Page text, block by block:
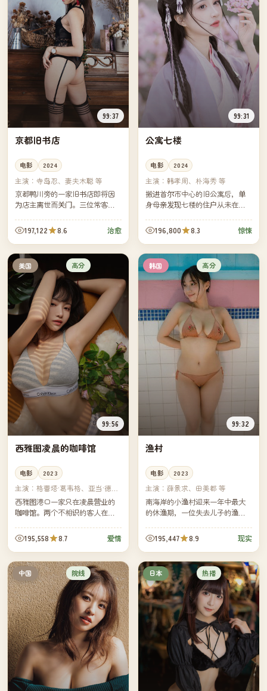
99:37
京都旧书店
电影 2024
主演： 寺岛忍、妻夫木聪 等
京都鸭川旁的一家旧书店即将因
为店主离世而关门。三位常客自
书一一整理、写下小卡片、再赠
送出去。
197,122 8.6 治愈
99:31
公寓七楼
电影 2024
主演：韩孝周、朴海秀 等
搬进首尔市中心的旧公寓后，单
身母亲发现七楼的住户从未在白
她带进了这栋楼三十年来没人想
再翻开的一段历史。
196,800 8.3 惊悚
美国 高分
99:56
西雅图凌晨的咖啡馆
电影 2023
主演： 格蕾塔·葛韦格、亚当·德赖
弗 等
西雅图港口一家只在凌晨营业的
咖啡馆。两个不相识的客人在咖
从此每周三凌晨都坐在同一张桌
子，却始终没问对方的姓名。
195,558 8.7 爱情
韩国 高分
99:32
渔村
电影 2023
主演：薛景求、田美都 等
南海岸的小渔村迎来一年中最大
的休渔期，一位失去儿子的渔船
头跟着他穿过雾、穿过浪，也穿
过他与自己迟来的、漫长的告
别。
195,447 8.9 现实
中国 院线 日本 热播